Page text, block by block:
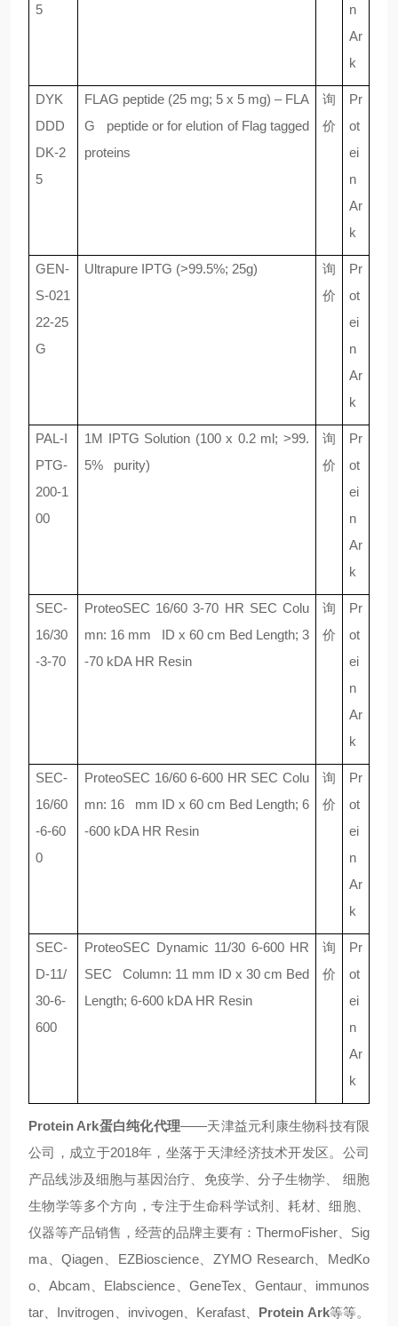
5
n
Ar
k
DYK
DDD
DK-2
5
FLAG peptide (25 mg; 5 x 5 mg) – FLA
G peptide or for elution of Flag tagged
proteins
询
价
Pr
ot
ei
n
Ar
k
GEN-
S-021
22-25
G
Ultrapure IPTG (>99.5%; 25g)
询
价
Pr
ot
ei
n
Ar
k
PAL-I
PTG-
200-1
00
1M IPTG Solution (100 x 0.2 ml; >99.
5% purity)
询
价
Pr
ot
ei
n
Ar
k
SEC-
16/30
-3-70
ProteoSEC 16/60 3-70 HR SEC Colu
mn: 16 mm ID x 60 cm Bed Length; 3
-70 kDA HR Resin
询
价
Pr
ot
ei
n
Ar
k
SEC-
16/60
-6-60
0
ProteoSEC 16/60 6-600 HR SEC Colu
mn: 16 mm ID x 60 cm Bed Length; 6
-600 kDA HR Resin
询
价
Pr
ot
ei
n
Ar
k
SEC-
D-11/
30-6-
600
ProteoSEC Dynamic 11/30 6-600 HR
SEC Column: 11 mm ID x 30 cm Bed
Length; 6-600 kDA HR Resin
询
价
Pr
ot
ei
n
Ar
k
Protein Ark蛋白纯化代理——天津益元利康生物科技有限
公司，成立于2018年，坐落于天津经济技术开发区。公司
产品线涉及细胞与基因治疗、免疫学、分子生物学、 细胞
生物学等多个方向，专注于生命科学试剂、耗材、细胞、
仪器等产品销售，经营的品牌主要有：ThermoFisher、Sig
ma、Qiagen、EZBioscience、ZYMO Research、MedKo
o、Abcam、Elabscience、GeneTex、Gentaur、immunos
tar、Invitrogen、invivogen、Kerafast、 Protein Ark等等。